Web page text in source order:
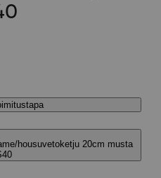
housuvetoketju 20cm musta